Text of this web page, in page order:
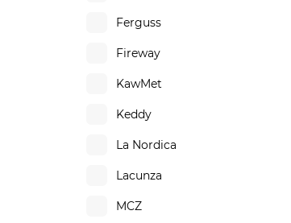
Ferguss
Fireway
KawMet
Keddy
La Nordica
Lacunza
MCZ